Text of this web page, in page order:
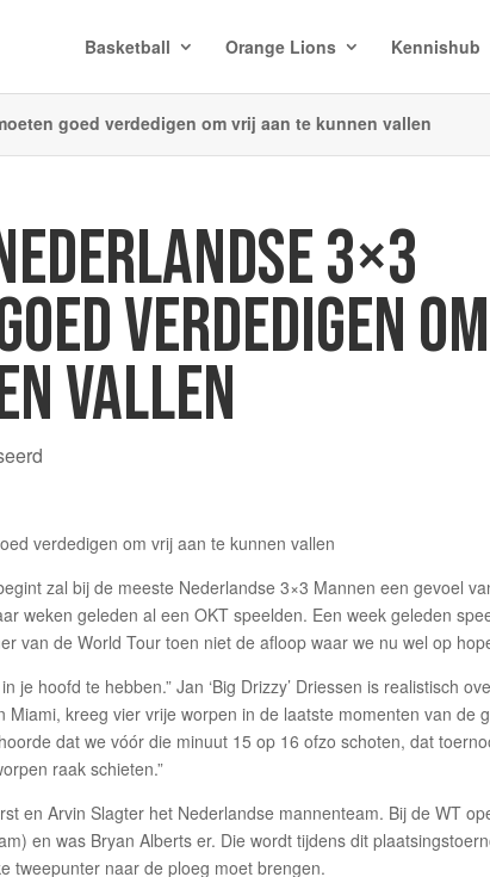
Basketball Orange Lions Kennishub
goed verdedigen om vrij aan te kunnen vallen
3×3
VERDEDIGEN OM
VALLEN
zal bij de meeste Nederlandse 3×3 Mannen een gevoel
weken geleden al een OKT speelden. Een week geleden
van de World Tour toen niet de afloop waar we nu wel op
hoofd te hebben.” Jan ‘Big Drizzy’ Driessen is realistisch
kreeg vier vrije worpen in de laatste momenten van de
dat we vóór die minuut 15 op 16 ofzo schoten, dat
raak schieten.”
en Arvin Slagter het Nederlandse mannenteam. Bij de WT
en was Bryan Alberts er. Die wordt tijdens dit
tweepunter naar de ploeg moet brengen.